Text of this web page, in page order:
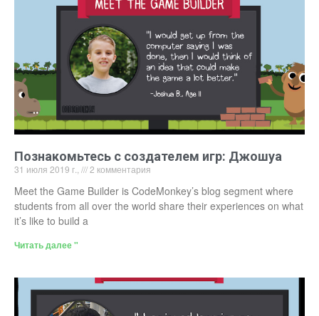
Познакомьтесь с создателем игр: Джошуа
31 июля 2019 г., 2 комментария
Meet the Game Builder is CodeMonkey’s blog segment where
students from all over the world share their experiences on what
it’s like to build a
Читать далее "